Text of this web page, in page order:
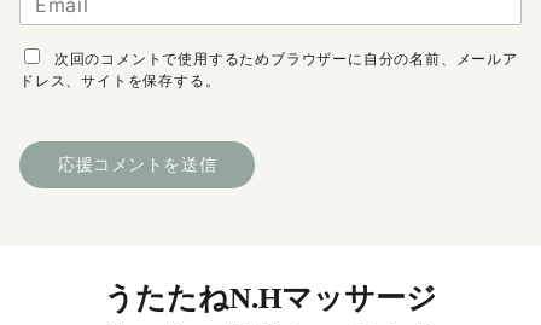
次回のコメントで使用するためブラウザーに自分の名前、メールア
ドレス、サイトを保存する。
うたたねN.Hマッサージ